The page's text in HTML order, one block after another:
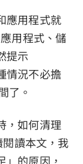
應用程式就
用程式、儲
提示
情況不必擔
了。
，如何清理
讀本文，我
的原因，